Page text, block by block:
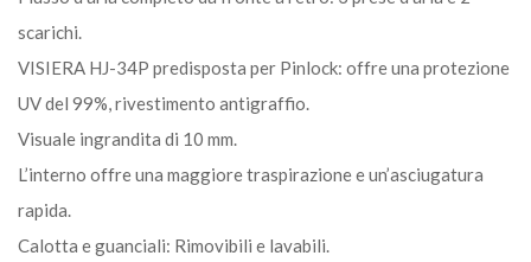
scarichi.
VISIERA HJ-34P predisposta per Pinlock: offre una protezione
UV del 99%, rivestimento antigraffio.
Visuale ingrandita di 10 mm.
L’interno offre una maggiore traspirazione e un’asciugatura
rapida.
Calotta e guanciali: Rimovibili e lavabili.